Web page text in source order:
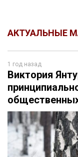
АКТУАЛЬНЫЕ
1 год назад
Виктория